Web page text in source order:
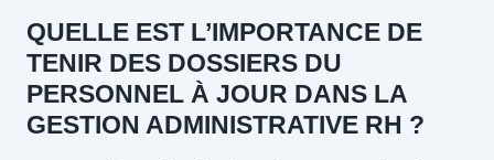
QUELLE EST L’IMPORTANCE DE
TENIR DES DOSSIERS DU
PERSONNEL À JOUR DANS LA
GESTION ADMINISTRATIVE RH ?